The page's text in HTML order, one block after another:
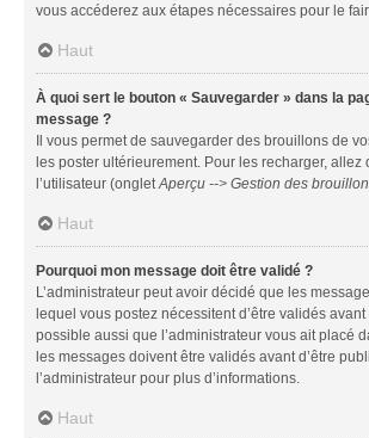
vous accéderez aux étapes nécessaires pour le
Haut
À quoi sert le bouton « Sauvegarder » dans la
message ?
Il vous permet de sauvegarder des brouillons de
les poster ultérieurement. Pour les recharger, allez
l’utilisateur (ongletAperçu --> Gestion des
Haut
Pourquoi mon message doit être validé ?
L’administrateur peut avoir décidé que les
lequel vous postez nécessitent d’être validés avant
possible aussi que l’administrateur vous ait placé
les messages doivent être validés avant d’être
l’administrateur pour plus d’informations.
Haut